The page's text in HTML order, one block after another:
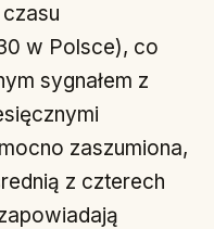
w Polsce), co
sygnałem z
zaszumiona,
z czterech